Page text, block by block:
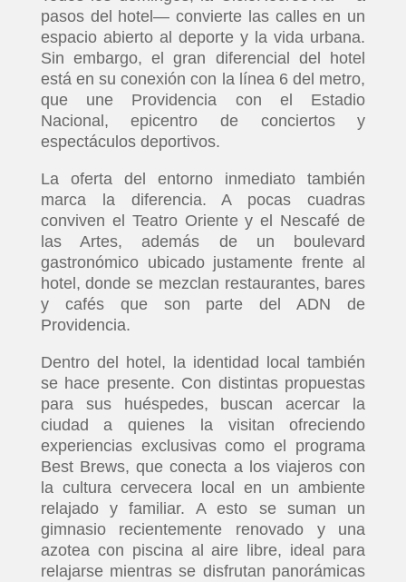
pasos del hotel— convierte las calles en un
espacio abierto al deporte y la vida urbana.
Sin embargo, el gran diferencial del hotel
está en su conexión con la línea 6 del metro,
que une Providencia con el Estadio
Nacional, epicentro de conciertos y
espectáculos deportivos.
La oferta del entorno inmediato también
marca la diferencia. A pocas cuadras
conviven el Teatro Oriente y el Nescafé de
las Artes, además de un boulevard
gastronómico ubicado justamente frente al
hotel, donde se mezclan restaurantes, bares
y cafés que son parte del ADN de
Providencia.
Dentro del hotel, la identidad local también
se hace presente. Con distintas propuestas
para sus huéspedes, buscan acercar la
ciudad a quienes la visitan ofreciendo
experiencias exclusivas como el programa
Best Brews, que conecta a los viajeros con
la cultura cervecera local en un ambiente
relajado y familiar. A esto se suman un
gimnasio recientemente renovado y una
azotea con piscina al aire libre, ideal para
relajarse mientras se disfrutan panorámicas